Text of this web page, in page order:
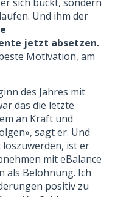
Und ihm der
jetzt absetzen.
Motivation, am
des Jahres mit
das die letzte
an Kraft und
sagt er. Und
ist er
mit eBalance
als Belohnung. Ich
positiv zu